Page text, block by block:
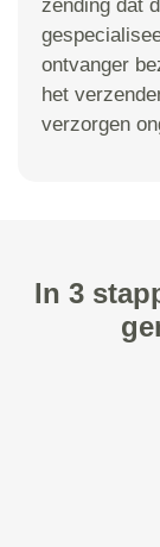
zending dat
ontvanger
het
verzorgen
In 3